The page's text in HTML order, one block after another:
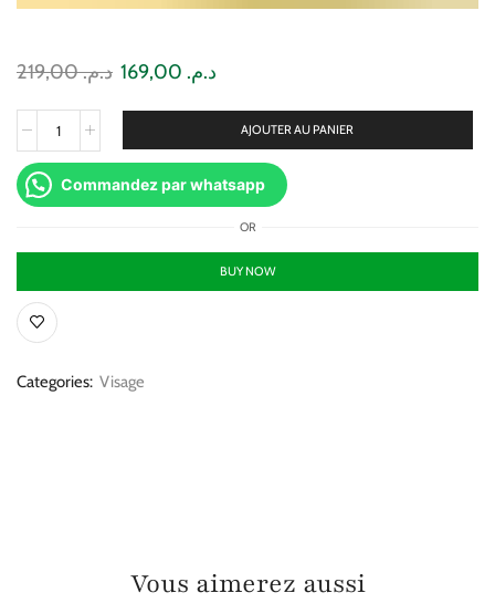
د.م.219,00 د.م.
AJOUTER AU PANIER
Commandez par whatsapp
OR
BUY NOW
Categories: Visage
Vous aimerez aussi